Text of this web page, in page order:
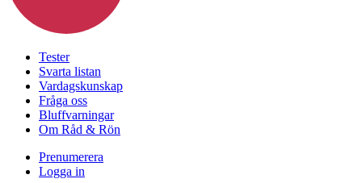
Tester
Svarta listan
Vardagskunskap
Fråga oss
Bluffvarningar
Om Råd & Rön
Prenumerera
Logga in